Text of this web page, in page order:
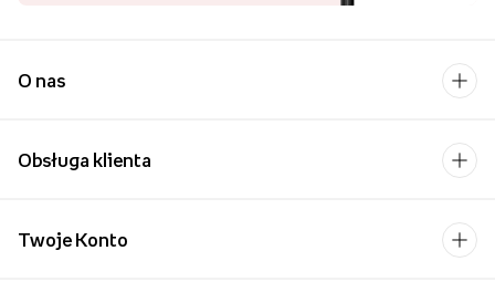
O nas
Obsługa klienta
Twoje Konto